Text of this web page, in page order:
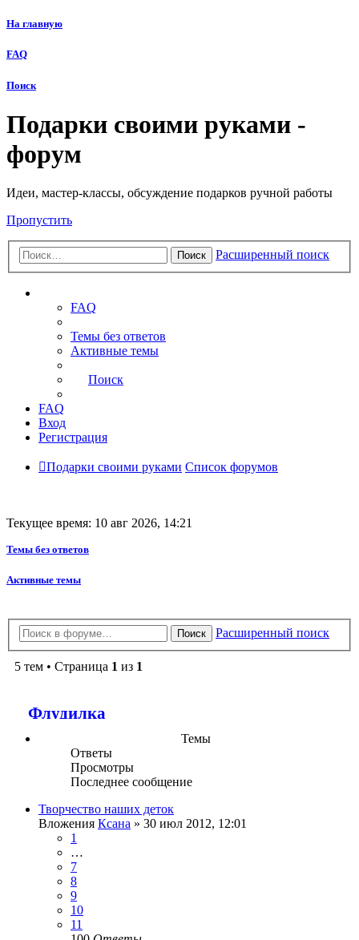
На главную
FAQ
Поиск
Подарки своими руками -
форум
Идеи, мастер-классы, обсуждение подарков ручной работы
Пропустить
Поиск Расширенный поиск
FAQ
Темы без ответов
Активные темы
Поиск
FAQ
Вход
Регистрация
Подарки своими руками Список форумов
Текущее время: 10 авг 2026, 14:21
Темы без ответов
Активные темы
Поиск Расширенный поиск
5 тем • Страница 1 из 1
Флудилка
Темы
Ответы
Просмотры
Последнее сообщение
Творчество наших деток
Вложения Ксана » 30 июл 2012, 12:01
1
…
7
8
9
10
11